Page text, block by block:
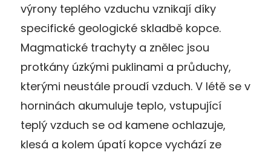
výrony teplého vzduchu vznikají díky
specifické geologické skladbě kopce.
Magmatické trachyty a znělec jsou
protkány úzkými puklinami a průduchy,
kterými neustále proudí vzduch. V létě se v
horninách akumuluje teplo, vstupující
teplý vzduch se od kamene ochlazuje,
klesá a kolem úpatí kopce vychází ze